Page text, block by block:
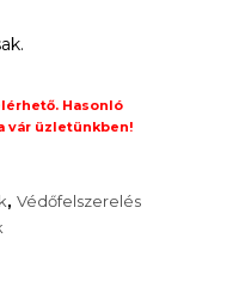
Hasonló
vár üzletünkben!
, Védőfelszerelés